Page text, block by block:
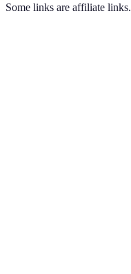
Some links are affiliate links.